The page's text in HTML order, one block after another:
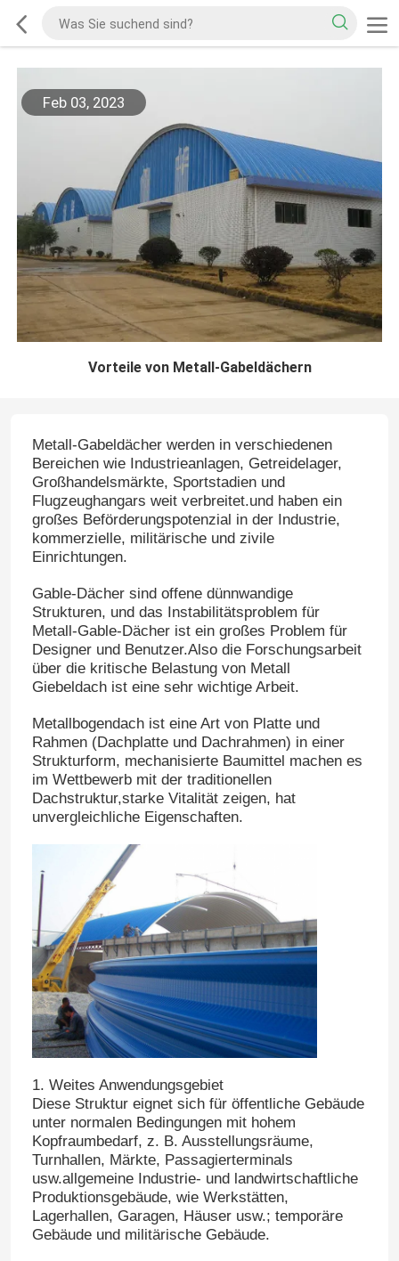
Feb 03, 2023
Vorteile von Metall-Gabeldächern
Metall-Gabeldächer werden in verschiedenen
Bereichen wie Industrieanlagen, Getreidelager,
Großhandelsmärkte, Sportstadien und
Flugzeughangars weit verbreitet.und haben ein
großes Beförderungspotenzial in der Industrie,
kommerzielle, militärische und zivile
Einrichtungen.
Gable-Dächer sind offene dünnwandige
Strukturen, und das Instabilitätsproblem für
Metall-Gable-Dächer ist ein großes Problem für
Designer und Benutzer.Also die Forschungsarbeit
über die kritische Belastung von Metall
Giebeldach ist eine sehr wichtige Arbeit.
Metallbogendach ist eine Art von Platte und
Rahmen (Dachplatte und Dachrahmen) in einer
Strukturform, mechanisierte Baumittel machen es
im Wettbewerb mit der traditionellen
Dachstruktur,starke Vitalität zeigen, hat
unvergleichliche Eigenschaften.
1. Weites Anwendungsgebiet
Diese Struktur eignet sich für öffentliche Gebäude
unter normalen Bedingungen mit hohem
Kopfraumbedarf, z. B. Ausstellungsräume,
Turnhallen, Märkte, Passagierterminals
usw.allgemeine Industrie- und landwirtschaftliche
Produktionsgebäude, wie Werkstätten,
Lagerhallen, Garagen, Häuser usw.; temporäre
Gebäude und militärische Gebäude.